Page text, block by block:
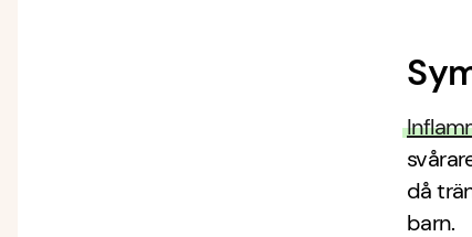
då
barn.